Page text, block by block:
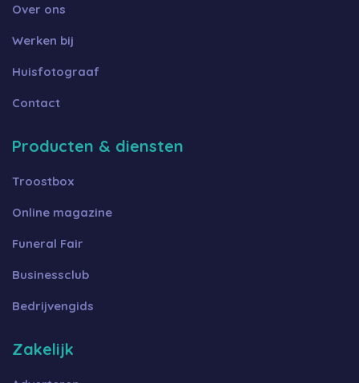
Over ons
Werken bij
Huisfotograaf
Contact
Producten & diensten
Troostbox
Online magazine
Funeral Fair
Businessclub
Bedrijvengids
Zakelijk